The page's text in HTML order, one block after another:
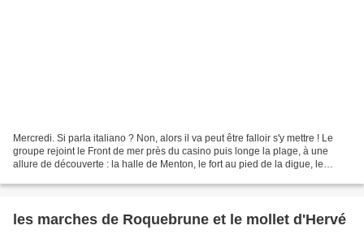
Mercredi. Si parla italiano ? Non, alors il va peut être falloir s'y mettre ! Le
groupe rejoint le Front de mer près du casino puis longe la plage, à une
allure de découverte : la halle de Menton, le fort au pied de la digue, le
les marches de Roquebrune et le mollet d'Hervé